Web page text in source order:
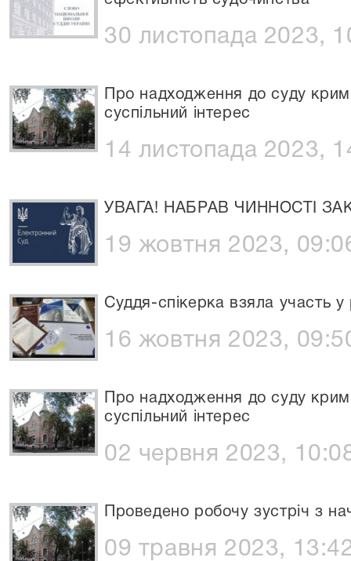
30 листопада 2023,
Про надходження до суду
суспільний інтерес
14 листопада 2023,
УВАГА! НАБРАВ ЧИННОСТІ
19 жовтня 2023,
Суддя-спікерка взяла участь у
16 жовтня 2023,
Про надходження до суду
суспільний інтерес
02 червня 2023,
Проведено робочу зустріч з
09 травня 2023,